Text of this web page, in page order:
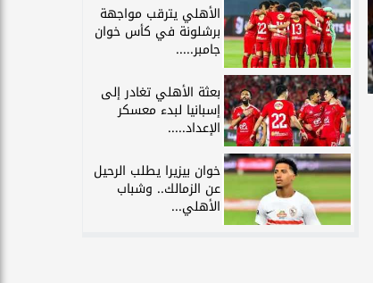
الأهلي يترقب مواجهة
برشلونة في كأس خوان
جامبر.....
بعثة الأهلي تغادر إلى
إسبانيا لبدء معسكر
الإعداد.....
خوان بيزيرا يطلب الرحيل
عن الزمالك.. وشباب
الأهلي...